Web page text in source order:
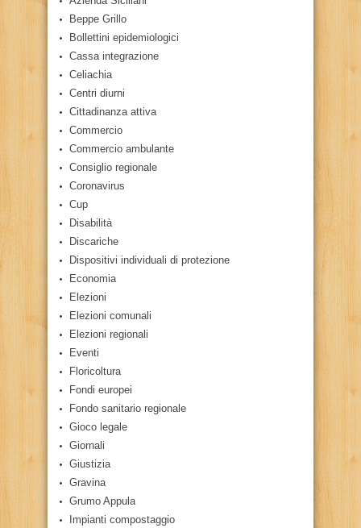
Beppe Grillo
Bollettini epidemiologici
Cassa integrazione
Celiachia
Centri diurni
Cittadinanza attiva
Commercio
Commercio ambulante
Consiglio regionale
Coronavirus
Cup
Disabilità
Discariche
Dispositivi individuali di protezione
Economia
Elezioni
Elezioni comunali
Elezioni regionali
Eventi
Floricoltura
Fondi europei
Fondo sanitario regionale
Gioco legale
Giornali
Giustizia
Gravina
Grumo Appula
Impianti compostaggio